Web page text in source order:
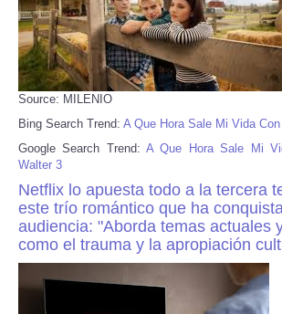
Source: MILENIO
Bing Search Trend: A Que Hora Sale Mi Vida
Google Search Trend:A Que Hora Sale Mi
Walter 3
Netflix lo apuesta todo a la tercera
este trío romántico que ha
audiencia: "Aborda temas actuales
como el trauma y la apropiación